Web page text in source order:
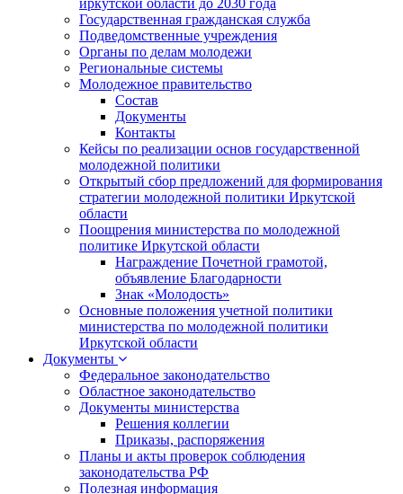
иркутской области до 2030 года
Государственная гражданская служба
Подведомственные учреждения
Органы по делам молодежи
Региональные системы
Молодежное правительство
Состав
Документы
Контакты
Кейсы по реализации основ государственной
молодежной политики
Открытый сбор предложений для формирования
стратегии молодежной политики Иркутской
области
Поощрения министерства по молодежной
политике Иркутской области
Награждение Почетной грамотой,
объявление Благодарности
Знак «Молодость»
Основные положения учетной политики
министерства по молодежной политики
Иркутской области
Документы
Федеральное законодательство
Областное законодательство
Документы министерства
Решения коллегии
Приказы, распоряжения
Планы и акты проверок соблюдения
законодательства РФ
Полезная информация